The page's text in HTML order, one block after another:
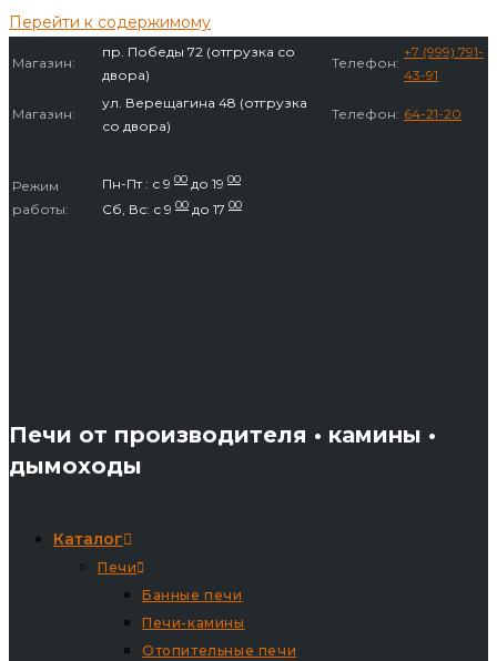
Перейти к содержимому
Магазин:
пр. Победы 72 (отгрузка со
двора)
Телефон:
+7 (999) 791-
43-91
Магазин:
ул. Верещагина 48 (отгрузка
со двора)
Телефон: 64-21-20
Режим
работы:
Пн-Пт : с 9 00 до 19 00
Сб, Вс: с 9 00 до 17 00
Печи от производителя • камины •
дымоходы
Каталог
Печи
Банные печи
Печи-камины
Отопительные печи